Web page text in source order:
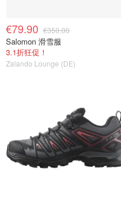
€79.90 €350.00
Salomon 滑雪服
3.1折狂促！
Zalando Lounge (DE)